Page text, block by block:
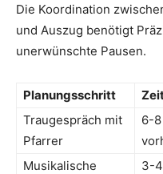
Die Koordination
und Auszug benötigt
unerwünschte Pausen.
Planungsschritt
Traugespräch mit
Pfarrer
6-
Musikalische
3-